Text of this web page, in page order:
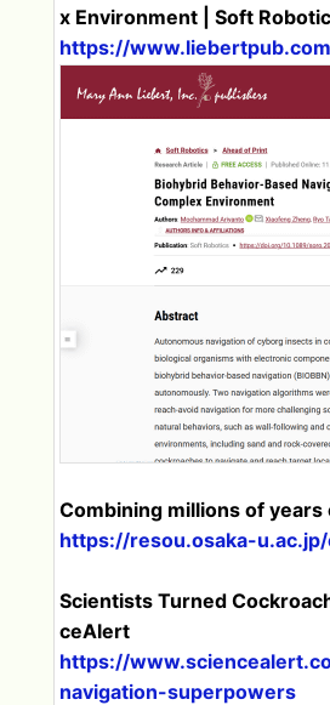
x Environment | Soft
https://
Combining millions of
https://resou.osaka-
Scientists Turned
ceAlert
https://
navigation-superpowers